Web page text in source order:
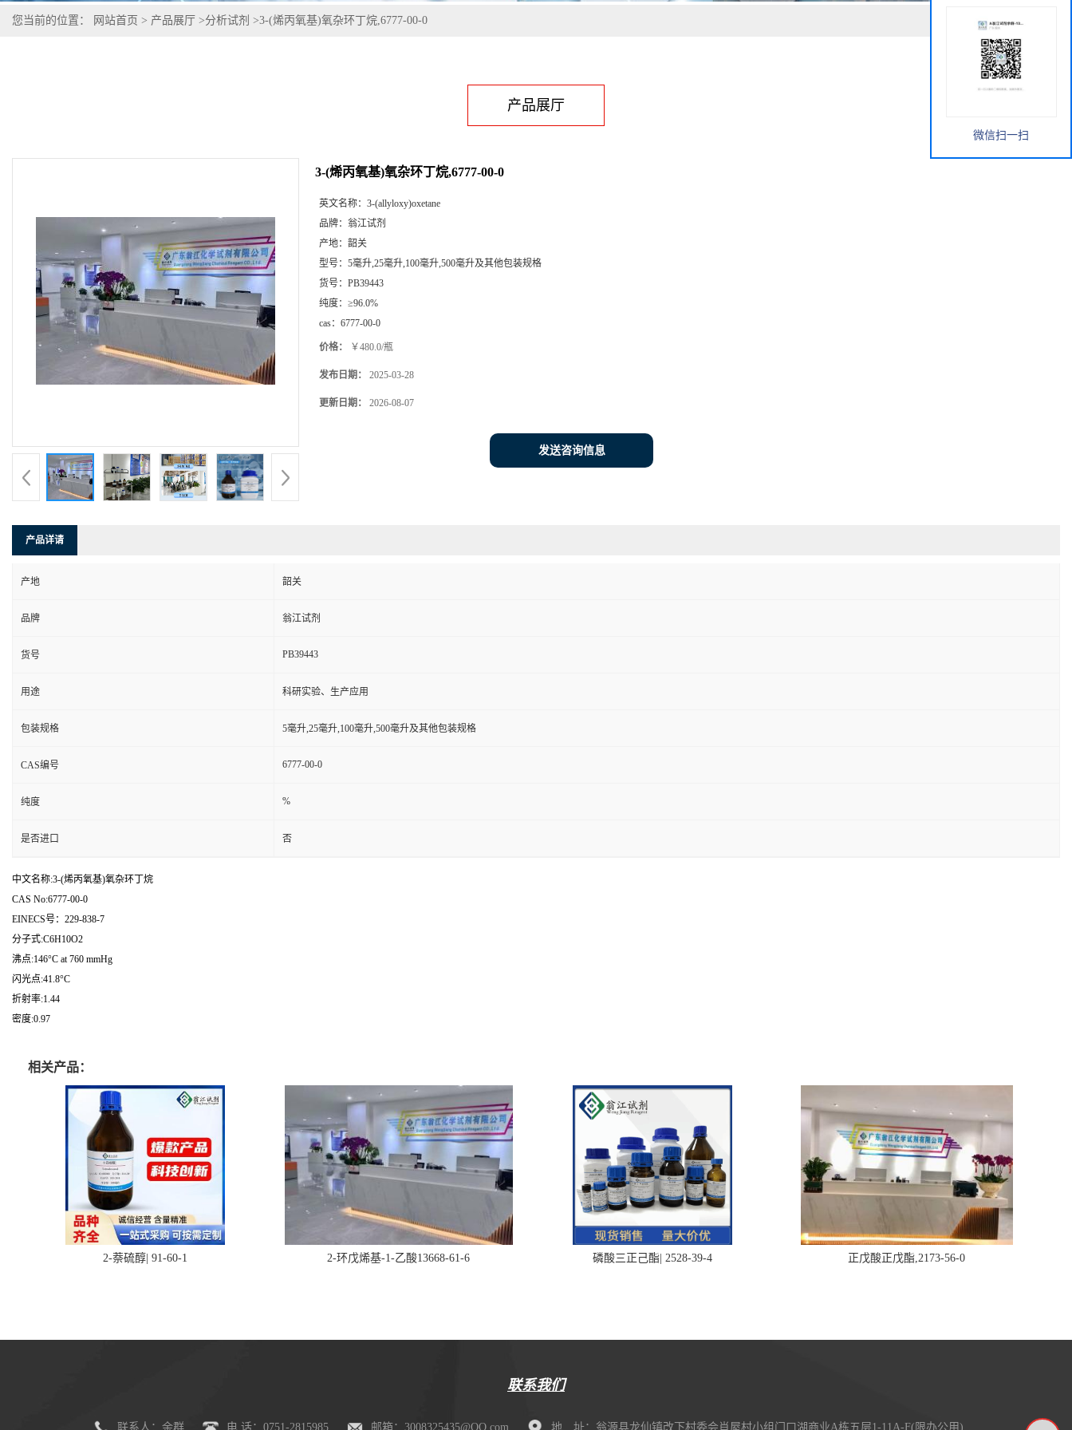
您当前的位置： 网站首页 > 产品展厅 >分析试剂 >3-(烯丙氧基)氧杂环丁烷,6777-00-0
产品展厅
3-(烯丙氧基)氧杂环丁烷,6777-00-0
英文名称： 3-(allyloxy)oxetane
品牌： 翁江试剂
产地： 韶关
型号： 5毫升,25毫升,100毫升,500毫升及其他包装规格
货号： PB39443
纯度： ≥96.0%
cas： 6777-00-0
价格： ￥480.0/瓶
发布日期： 2025-03-28
更新日期： 2026-08-07
发送咨询信息
产品详请
产地 韶关
品牌 翁江试剂
货号 PB39443
用途 科研实验、生产应用
包装规格 5毫升,25毫升,100毫升,500毫升及其他包装规格
CAS编号 6777-00-0
纯度 %
是否进口 否
中文名称:3-(烯丙氧基)氧杂环丁烷
CAS No:6777-00-0
EINECS号：229-838-7
分子式:C6H10O2
沸点:146°C at 760 mmHg
闪光点:41.8°C
折射率:1.44
密度:0.97
相关产品：
2-萘硫醇| 91-60-1 2-环戊烯基-1-乙酸13668-61-6 磷酸三正己酯| 2528-39-4 正戊酸正戊酯,2173-56-0
微信扫一扫
联系我们
联系人：余群 电 话：0751-2815985 邮箱：3008325435@QQ.com 地 址：翁源县龙仙镇改下村委会肖屋村小组门口湖商业A栋五层1-11A-F(限办公用)